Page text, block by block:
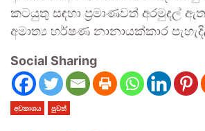
කටයුතු සඳහා ප්‍රමාණවත් අරමුදල්
අමාත්‍ය හර්ෂණ නානායක්කාර
Social Sharing
අවකාශය පුවත්